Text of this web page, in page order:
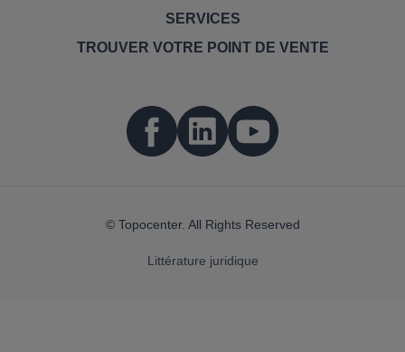
SERVICES
TROUVER VOTRE POINT DE VENTE
© Topocenter. All Rights Reserved
Littérature juridique